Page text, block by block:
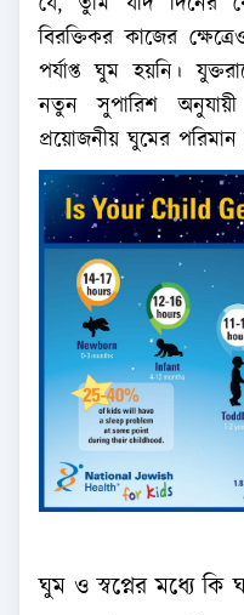
বিরক্তিকর কাজের
পর্যাপ্ত ঘুম হয়নি।
নতুন সুপারিশ
প্রয়োজনীয় ঘুমের পরিমান
ঘুম ও স্বপ্নের মধ্যে কি